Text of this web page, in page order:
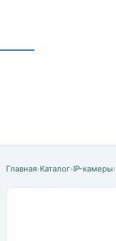
Главная›Каталог›IP-камеры›